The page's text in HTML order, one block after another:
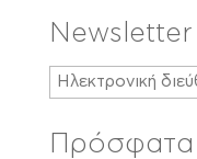
Newsletter
Πρόσφατα